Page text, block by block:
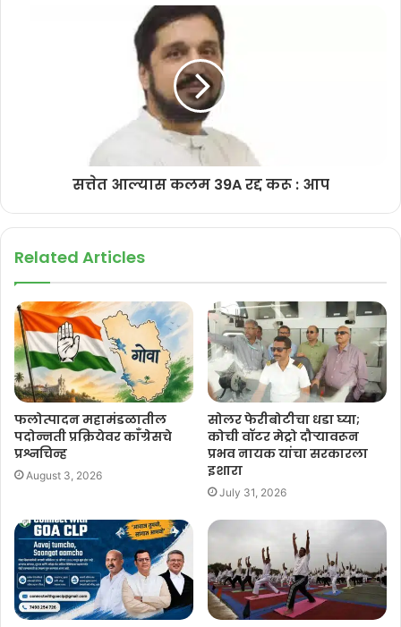
प्रियोळचे आमदार गोविंद गावडे यांनी नव्याने नियुक्त करण्यात आलेल्या सर्व
पदाधिकाऱ्यांचे अभिनंदन करून त्यांना शुभेच्छा दिल्या. महिला मोर्चाच्या माध्यमातून
पक्षाचे कार्य अधिक प्रभावीपणे तळागाळापर्यंत पोहोचविण्यासोबतच महिलांना संघटित
करण्यासाठी नव्या कार्यकारिणीची भूमिका महत्त्वपूर्ण ठरणार असल्याचे त्यांनी
सांगितले. आगामी काळात महिला मोर्चाच्या माध्यमातून विविध सामाजिक,
जनजागृतीपर आणि महिला सक्षमीकरणाशी निगडित उपक्रम राबविण्यात येतील,
असा विश्वासही त्यांनी व्यक्त केला.
यावेळी नव्या पदाधिकाऱ्यांनी पक्ष नेतृत्वाचे आभार मानत संघटना अधिक मजबूत
करण्यासाठी आणि महिलांच्या विविध प्रश्नांवर सक्रियपणे काम करण्याचा निर्धार
व्यक्त केला.
आगामी निवडणुकांच्या अनुषंगाने भाजपकडून संघटनात्मक पातळीवर सुरू असलेल्या
या फेरबदलांकडे राजकीय वर्तुळाचे लक्ष लागले असून, प्रियोळ मतदारसंघात महिला
मोर्चाच्या नव्या कार्यकारिणीमुळे पक्षाच्या संघटनात्मक कार्याला अधिक गती मिळण्याची
अपेक्षा व्यक्त केली जात आहे.
सत्तेत आल्यास कलम 39A रद्द करू : आप
Related Articles
फलोत्पादन महामंडळातील
पदोन्नती प्रक्रियेवर काँग्रेसचे
प्रश्नचिन्ह
August 3, 2026
सोलर फेरीबोटीचा धडा घ्या;
कोची वॉटर मेट्रो दौऱ्यावरून
प्रभव नायक यांचा सरकारला
इशारा
July 31, 2026